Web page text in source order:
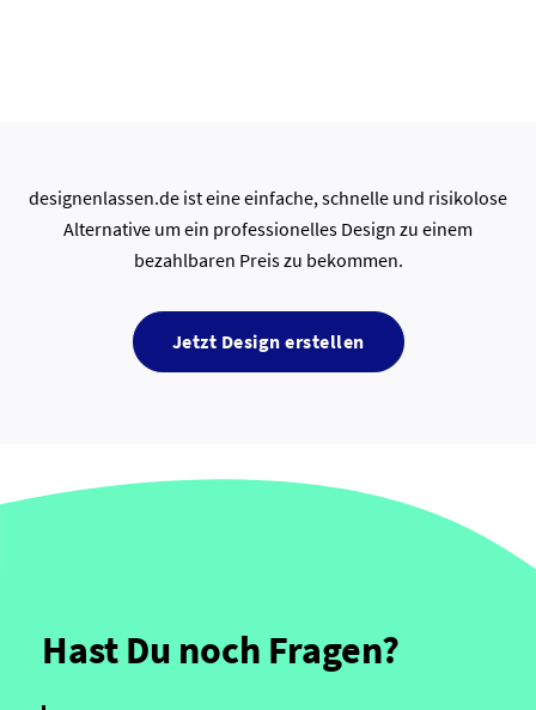
designenlassen.de ist eine einfache, schnelle und risikolose
Alternative um ein professionelles Design zu einem
bezahlbaren Preis zu bekommen.
Jetzt Design erstellen
Hast Du noch Fragen?